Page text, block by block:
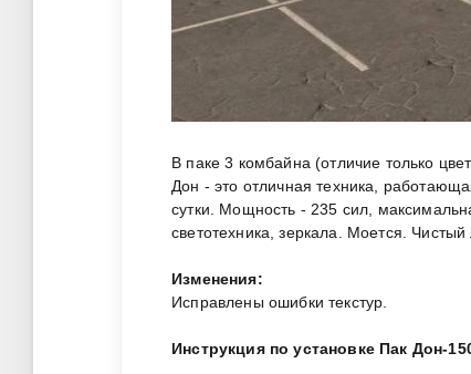
В паке 3 комбайна (отличие только
Дон - это отличная техника,
сутки. Мощность - 235 сил,
светотехника, зеркала. Моется. Чистый
Изменения:
Исправлены ошибки текстур.
Инструкция по установке Пак Дон-